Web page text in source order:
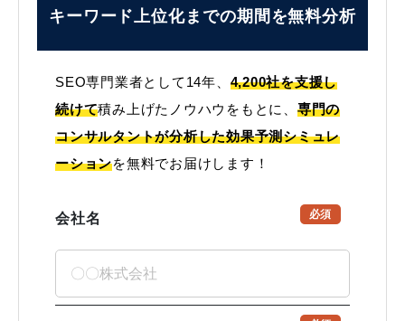
キーワード上位化までの期間を無料分析
SEO専門業者として14年、 4,200社を支援し
続けて積み上げたノウハウをもとに、 専門の
コンサルタントが分析した効果予測シミュレ
ーションを無料でお届けします！
会社名 必須